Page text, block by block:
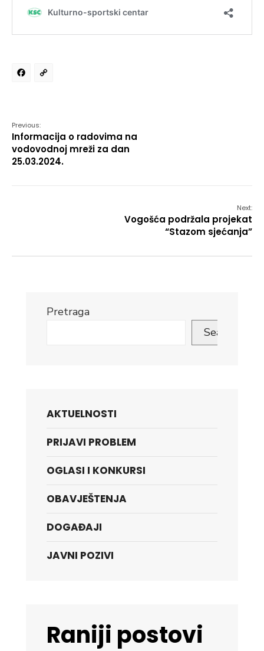
Facebook
Previous:
Informacija o radovima na
vodovodnoj mreži za dan
25.03.2024.
Next:
Vogošća podržala projekat
“Stazom sjećanja”
Pretraga
Search
AKTUELNOSTI
PRIJAVI PROBLEM
OGLASI I KONKURSI
OBAVJEŠTENJA
DOGAĐAJI
JAVNI POZIVI
Raniji postovi